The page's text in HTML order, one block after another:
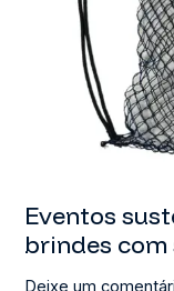
Eventos
brindes
Deixe um